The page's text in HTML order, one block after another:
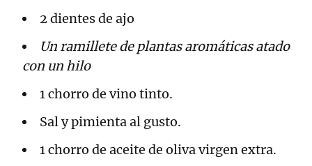
2 dientes de ajo
Un ramillete de plantas aromáticas atado
con un hilo
1 chorro de vino tinto.
Sal y pimienta al gusto.
1 chorro de aceite de oliva virgen extra.